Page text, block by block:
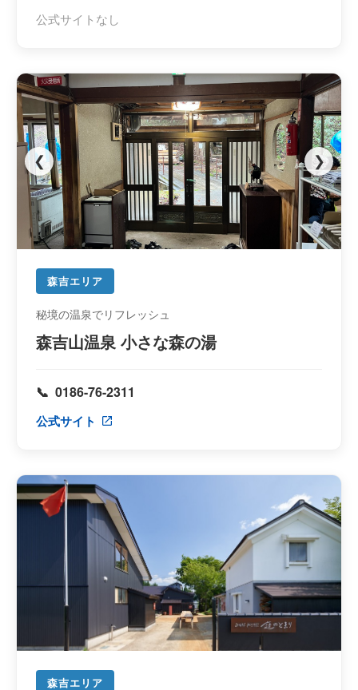
公式サイトなし
❮ ❯
森吉エリア
秘境の温泉でリフレッシュ
森吉山温泉 小さな森の湯
0186-76-2311
公式サイト
森吉エリア